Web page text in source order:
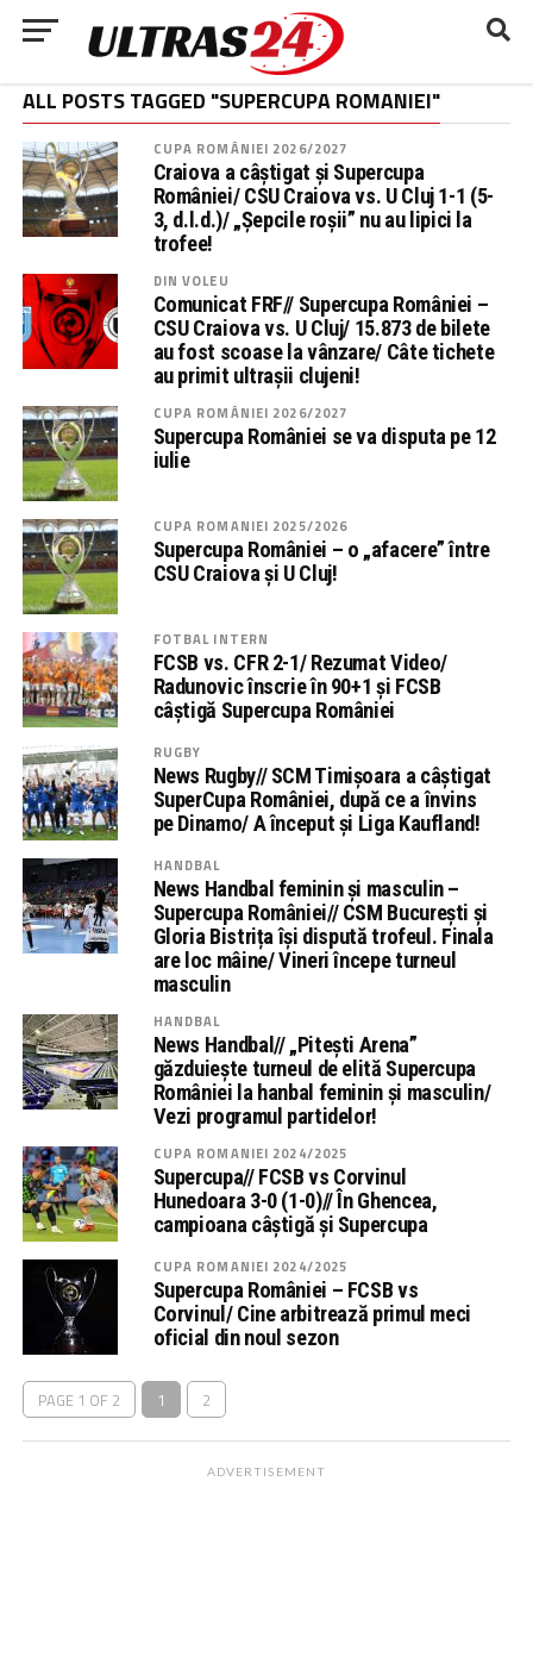
ALL POSTS TAGGED "SUPERCUPA ROMANIEI"
CUPA ROMÂNIEI 2026/2027
Craiova a câștigat și Supercupa
României/ CSU Craiova vs. U Cluj 1-1 (5-
3, d.l.d.)/ „Șepcile roșii” nu au lipici la
trofee!
DIN VOLEU
Comunicat FRF// Supercupa României –
CSU Craiova vs. U Cluj/ 15.873 de bilete
au fost scoase la vânzare/ Câte tichete
au primit ultrașii clujeni!
CUPA ROMÂNIEI 2026/2027
Supercupa României se va disputa pe 12
iulie
CUPA ROMANIEI 2025/2026
Supercupa României – o „afacere” între
CSU Craiova și U Cluj!
FOTBAL INTERN
FCSB vs. CFR 2-1/ Rezumat Video/
Radunovic înscrie în 90+1 și FCSB
câștigă Supercupa României
RUGBY
News Rugby// SCM Timișoara a câștigat
SuperCupa României, după ce a învins
pe Dinamo/ A început și Liga Kaufland!
HANDBAL
News Handbal feminin și masculin –
Supercupa României// CSM București și
Gloria Bistrița își dispută trofeul. Finala
are loc mâine/ Vineri începe turneul
masculin
HANDBAL
News Handbal// „Pitești Arena”
găzduiește turneul de elită Supercupa
României la hanbal feminin și masculin/
Vezi programul partidelor!
CUPA ROMANIEI 2024/2025
Supercupa// FCSB vs Corvinul
Hunedoara 3-0 (1-0)// În Ghencea,
campioana câștigă și Supercupa
CUPA ROMANIEI 2024/2025
Supercupa României – FCSB vs
Corvinul/ Cine arbitrează primul meci
oficial din noul sezon
PAGE 1 OF 2 1 2
ADVERTISEMENT